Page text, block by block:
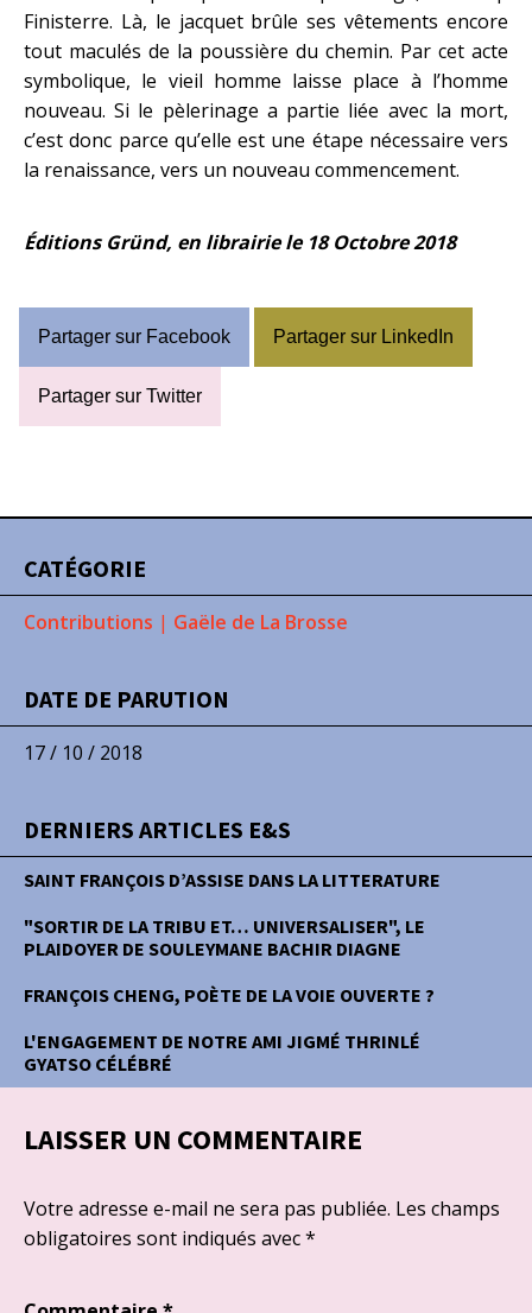
CATÉGORIE
Contributions | Gaële de La Brosse
DATE DE PARUTION
17 / 10 / 2018
DERNIERS ARTICLES E&S
SAINT FRANÇOIS D’ASSISE DANS LA LITTERATURE
"SORTIR DE LA TRIBU ET… UNIVERSALISER", LE
PLAIDOYER DE SOULEYMANE BACHIR DIAGNE
FRANÇOIS CHENG, POÈTE DE LA VOIE OUVERTE ?
L'ENGAGEMENT DE NOTRE AMI JIGMÉ THRINLÉ
GYATSO CÉLÉBRÉ
LAISSER UN COMMENTAIRE
Votre adresse e-mail ne sera pas publiée. Les champs
obligatoires sont indiqués avec*
Finisterre. Là, le jacquet brûle ses vêtements encore
tout maculés de la poussière du chemin. Par cet acte
symbolique, le vieil homme laisse place à l’homme
nouveau. Si le pèlerinage a partie liée avec la mort,
c’est donc parce qu’elle est une étape nécessaire vers
la renaissance, vers un nouveau commencement.
Éditions Gründ, en librairie le 18 Octobre 2018
Partager sur Facebook Partager sur LinkedIn
Partager sur Twitter